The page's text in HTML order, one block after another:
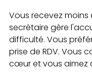
Vous recevez
secrétaire gère
difficulté. Vous
prise de RDV. Vous
cœur et vous aimez